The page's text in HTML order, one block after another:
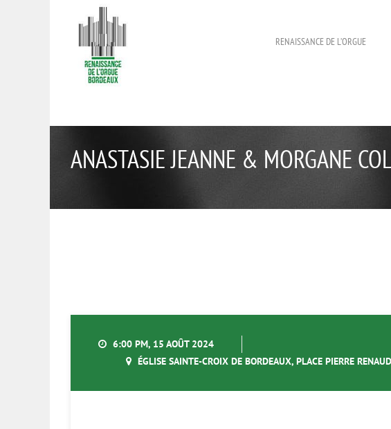
RENAISSANCE DE L’ORGUE
ANASTASIE JEANNE & MORGANE
6:00 PM, 15 AOÛT 2024
ÉGLISE SAINTE-CROIX DE BORDEAUX, PLACE PIERRE